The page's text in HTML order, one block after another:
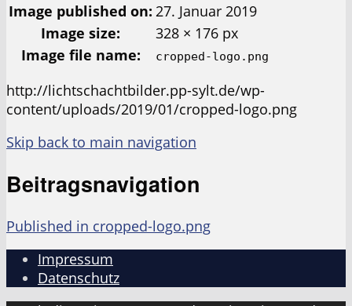
Image published on: 27. Januar 2019
Image size:
328 × 176 px
Image file name:
cropped-logo.png
http://lichtschachtbilder.pp-sylt.de/wp-
content/uploads/2019/01/cropped-logo.png
Skip back to main navigation
Beitragsnavigation
Published in cropped-logo.png
Impressum
Datenschutz